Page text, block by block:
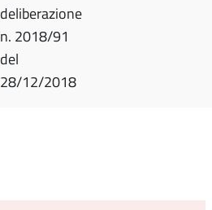
deliberazione
n. 2018/91
del
28/12/2018